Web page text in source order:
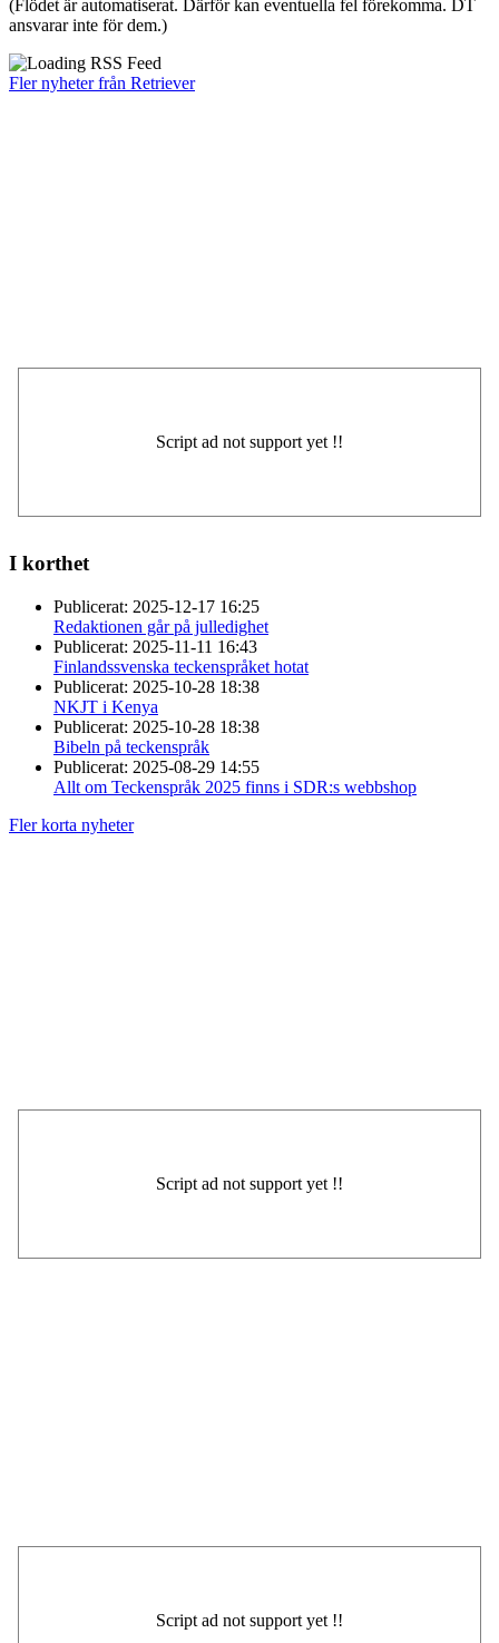
(Flödet är automatiserat. Därför kan eventuella fel förekomma. DT
ansvarar inte för dem.)
Fler nyheter från Retriever
I korthet
Publicerat: 2025-12-17 16:25
Redaktionen går på julledighet
Publicerat: 2025-11-11 16:43
Finlandssvenska teckenspråket hotat
Publicerat: 2025-10-28 18:38
NKJT i Kenya
Publicerat: 2025-10-28 18:38
Bibeln på teckenspråk
Publicerat: 2025-08-29 14:55
Allt om Teckenspråk 2025 finns i SDR:s webbshop
Fler korta nyheter